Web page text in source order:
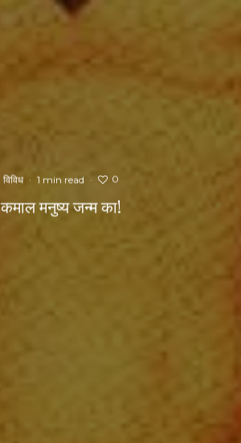
विविध · 1 min read · 0
कमाल मनुष्य जन्म का!